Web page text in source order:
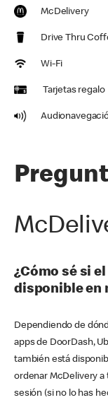
McDelivery
Drive Thru
Wi-Fi
Tarjetas regalo
¿Cómo sé si
disponible en
Dependiendo de
apps de DoorDash,
también está
ordenar McDelivery
sesión (si no lo has